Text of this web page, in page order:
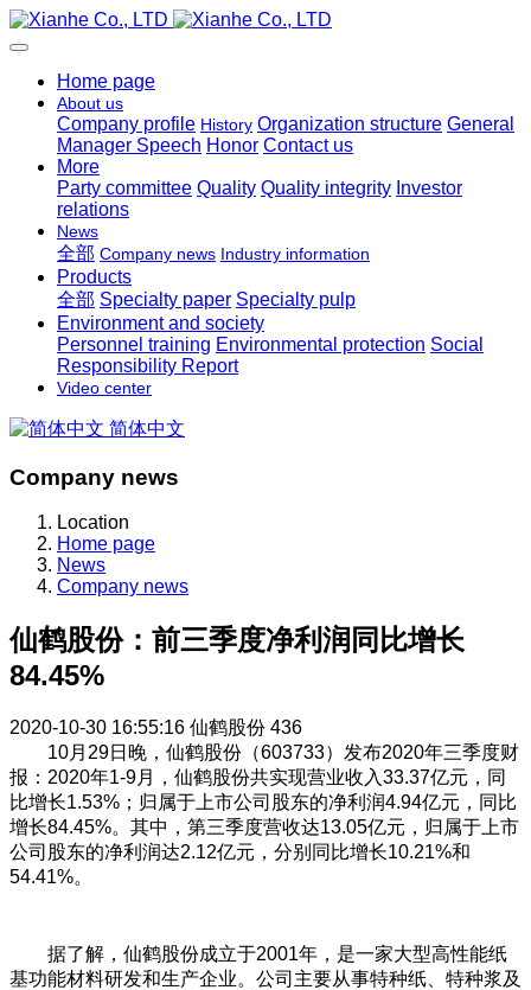
Home page
About us
Company profile History Organization structure General
Manager Speech Honor Contact us
More
Party committee Quality Quality integrity Investor
relations
News
全部 Company news Industry information
Products
全部 Specialty paper Specialty pulp
Environment and society
Personnel training Environmental protection Social
Responsibility Report
Video center
简体中文
Company news
Location
Home page
News
Company news
仙鹤股份：前三季度净利润同比增长
84.45%
2020-10-30 16:55:16 仙鹤股份 436
10月29日晚，仙鹤股份（603733）发布2020年三季度财
报：2020年1-9月，仙鹤股份共实现营业收入33.37亿元，同
比增长1.53%；归属于上市公司股东的净利润4.94亿元，同比
增长84.45%。其中，第三季度营收达13.05亿元，归属于上市
公司股东的净利润达2.12亿元，分别同比增长10.21%和
54.41%。
据了解，仙鹤股份成立于2001年，是一家大型高性能纸
基功能材料研发和生产企业。公司主要从事特种纸、特种浆及